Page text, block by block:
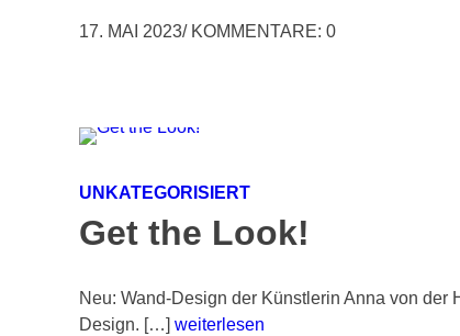
17. MAI 2023/KOMMENTARE: 0
UNKATEGORISIERT
Get the Look!
Neu: Wand-Design der Künstlerin Anna von
Design. […] weiterlesen